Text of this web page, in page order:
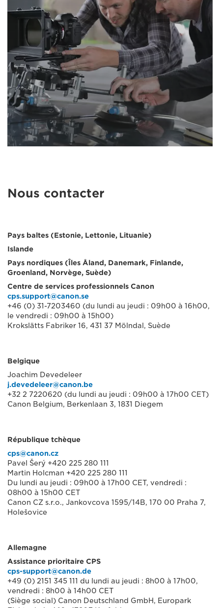
Nous contacter
Pays baltes (Estonie, Lettonie, Lituanie)
Islande
Pays nordiques (Îles Åland, Danemark, Finlande,
Groenland, Norvège, Suède)
Centre de services professionnels Canon
cps.support@canon.se
+46 (0) 31-7203460 (du lundi au jeudi : 09h00 à 16h00,
le vendredi : 09h00 à 15h00)
Krokslätts Fabriker 16, 431 37 Mölndal, Suède
Belgique
Joachim Devedeleer
j.devedeleer@canon.be
+32 2 7220620 (du lundi au jeudi : 09h00 à 17h00 CET)
Canon Belgium, Berkenlaan 3, 1831 Diegem
République tchèque
cps@canon.cz
Pavel Šerý +420 225 280 111
Martin Holcman +420 225 280 111
Du lundi au jeudi : 09h00 à 17h00 CET, vendredi :
08h00 à 15h00 CET
Canon CZ s.r.o., Jankovcova 1595/14B, 170 00 Praha 7,
Holešovice
Allemagne
Assistance prioritaire CPS
cps-support@canon.de
+49 (0) 2151 345 111 du lundi au jeudi : 8h00 à 17h00,
vendredi : 8h00 à 14h00 CET
(Siège social) Canon Deutschland GmbH, Europark